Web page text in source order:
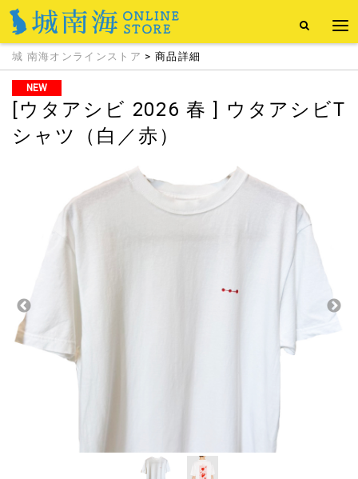
城 南海オンラインストア > 商品詳細
NEW
[ウタアシビ 2026 春 ] ウタアシビT
シャツ（白／赤）